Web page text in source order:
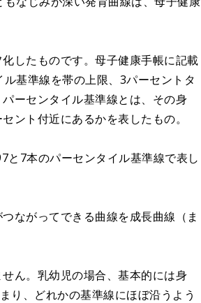
したものです。母子健康手帳に記載
基準線を帯の上限、3パーセントタ
ーセンタイル基準線とは、その身
ント付近にあるかを表したもの。
7本のパーセンタイル基準線で表し
ながってできる曲線を成長曲線（ま
ん。乳幼児の場合、基本的には身
り、どれかの基準線にほぼ沿うよう